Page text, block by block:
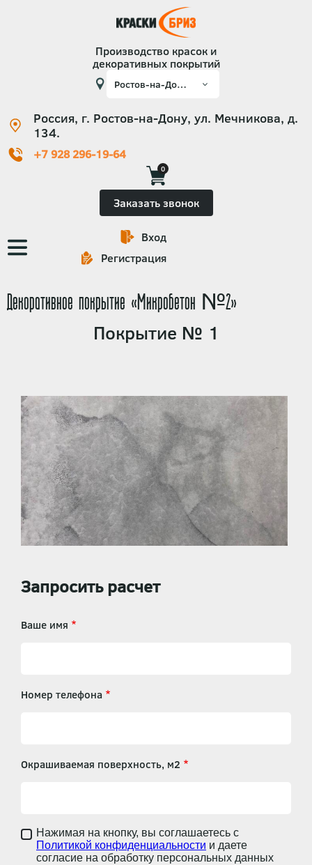
Производство красок и
декоративных покрытий
Россия, г. Ростов-на-Дону, ул. Мечникова, д.
134.
+7 928 296-19-64
0
Заказать звонок
Основная
навигация
Вход
Регистрация
Декоративное покрытие «Микробетон №2»
Покрытие № 1
Запросить расчет
Ваше имя
Номер телефона
Окрашиваемая поверхность, м2
Нажимая на кнопку, вы соглашаетесь с
Политикой конфиденциальности и даете
согласие на обработку персональных данных